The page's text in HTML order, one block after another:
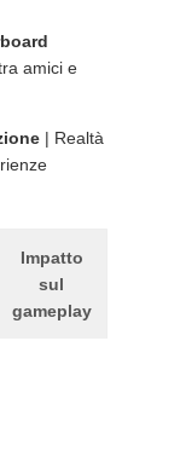
amici e
| Realtà
Impatto
sul
gameplay